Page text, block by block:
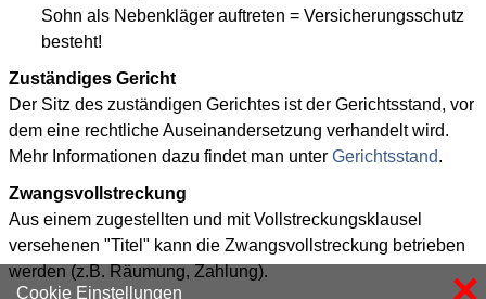
Sohn als Nebenkläger auftreten = Versicherungsschutz
besteht!
Zuständiges Gericht
Der Sitz des zuständigen Gerichtes ist der Gerichtsstand, vor
dem eine rechtliche Auseinandersetzung verhandelt wird.
Mehr Informationen dazu findet man unter Gerichtsstand.
Zwangsvollstreckung
Aus einem zugestellten und mit Vollstreckungsklausel
versehenen "Titel" kann die Zwangsvollstreckung betrieben
werden (z.B. Räumung, Zahlung).
Cookie Einstellungen